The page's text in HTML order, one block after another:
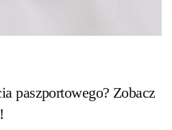
paszportowego? Zobacz